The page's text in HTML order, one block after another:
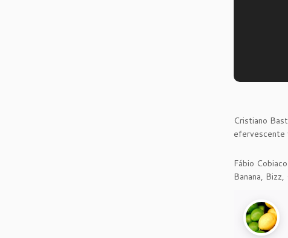
Cristiano
efervescente
Fábio
Banana,